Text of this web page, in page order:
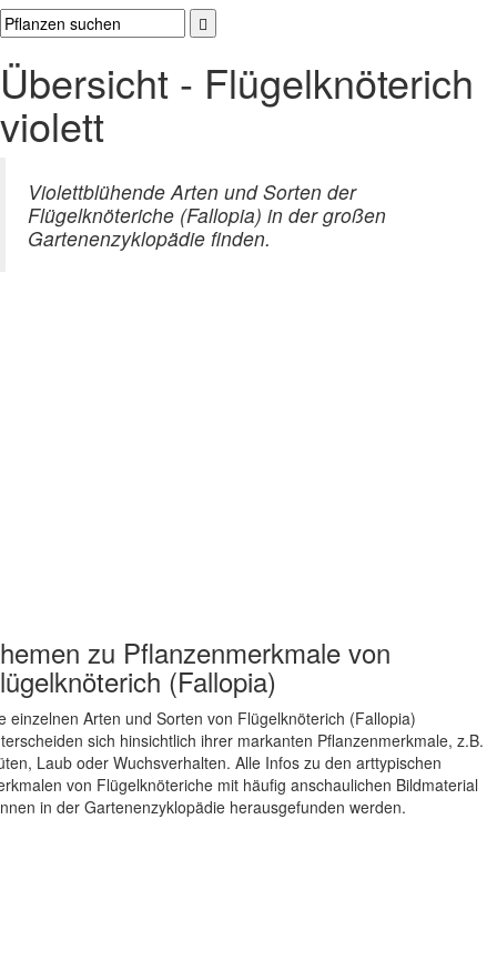
Übersicht - Flügelknöterich
violett
Violettblühende Arten und Sorten der
Flügelknöteriche (Fallopia) in der großen
Gartenenzyklopädie finden.
zu Pflanzenmerkmale von
(Fallopia)
einzelnen Arten und Sorten von Flügelknöterich (Fallopia)
sich hinsichtlich ihrer markanten Pflanzenmerkmale, z.B.
Laub oder Wuchsverhalten. Alle Infos zu den arttypischen
von Flügelknöteriche mit häufig anschaulichen Bildmaterial
in der Gartenenzyklopädie herausgefunden werden.